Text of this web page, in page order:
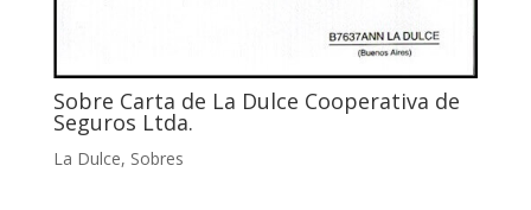
Sobre Carta de La Dulce Cooperativa de
Seguros Ltda.
La Dulce, Sobres